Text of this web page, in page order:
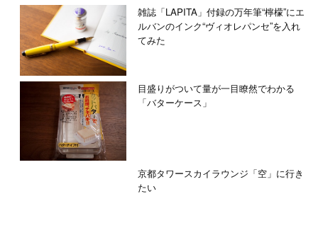
雑誌「LAPITA」付録の万年筆“檸檬”にエ
ルバンのインク“ヴィオレパンセ”を入れ
てみた
目盛りがついて量が一目瞭然でわかる
「バターケース」
京都タワースカイラウンジ「空」に行き
たい